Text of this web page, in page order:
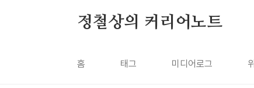
정철상의 커리어노트
홈 태그 미디어로그